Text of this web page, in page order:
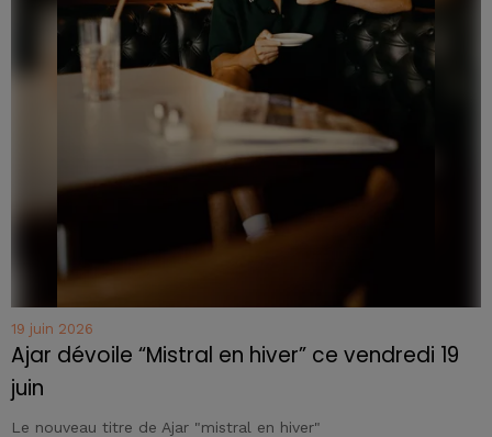
19 juin 2026
Ajar dévoile “Mistral en hiver” ce vendredi 19
juin
Le nouveau titre de Ajar "mistral en hiver"